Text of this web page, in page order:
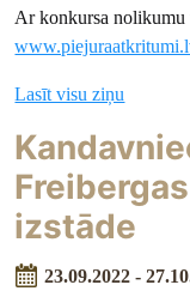
Ar konkursa nolikumu
Lasīt visu ziņu
izstāde
23.09.2022 -